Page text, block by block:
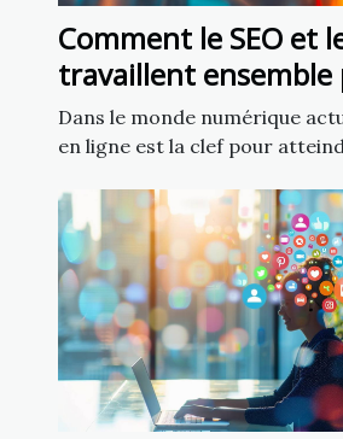
Comment le SEO et
travaillent ensemble
améliorer la visibilité
Dans le monde numérique
en ligne est la clef pour